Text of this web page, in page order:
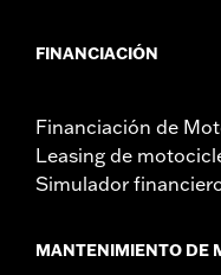
FINANCIACIÓN
Financiación de
Leasing de
Simulador
MANTENIMIENTO DE